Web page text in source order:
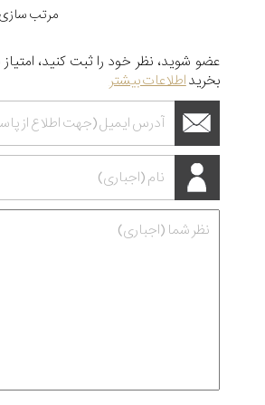
مرتب
عضو شوید، نظر خود را ثبت کنید،
بخریداطلاعات بیشتر